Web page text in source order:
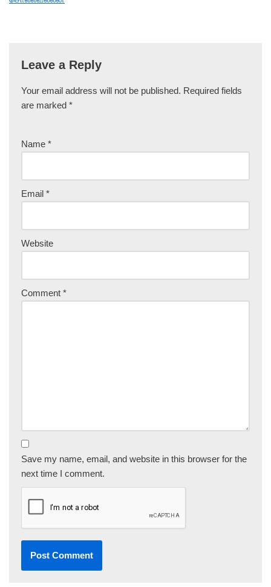
Leave a Reply
Your email address will not be published. Required fields
are marked *
Name *
Email *
Website
Comment *
Save my name, email, and website in this browser for the
next time I comment.